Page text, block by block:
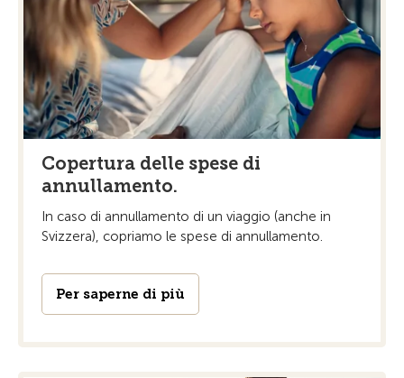
Copertura delle spese di
annullamento.
In caso di annullamento di un viaggio (anche in
Svizzera), copriamo le spese di annullamento.
Per saperne di più